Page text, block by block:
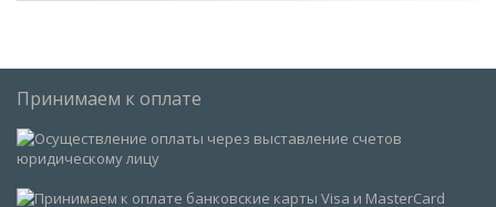
Принимаем к оплате